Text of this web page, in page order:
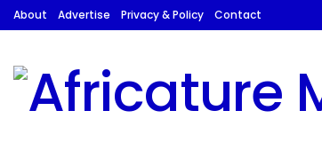
About Advertise Privacy & Policy Contact